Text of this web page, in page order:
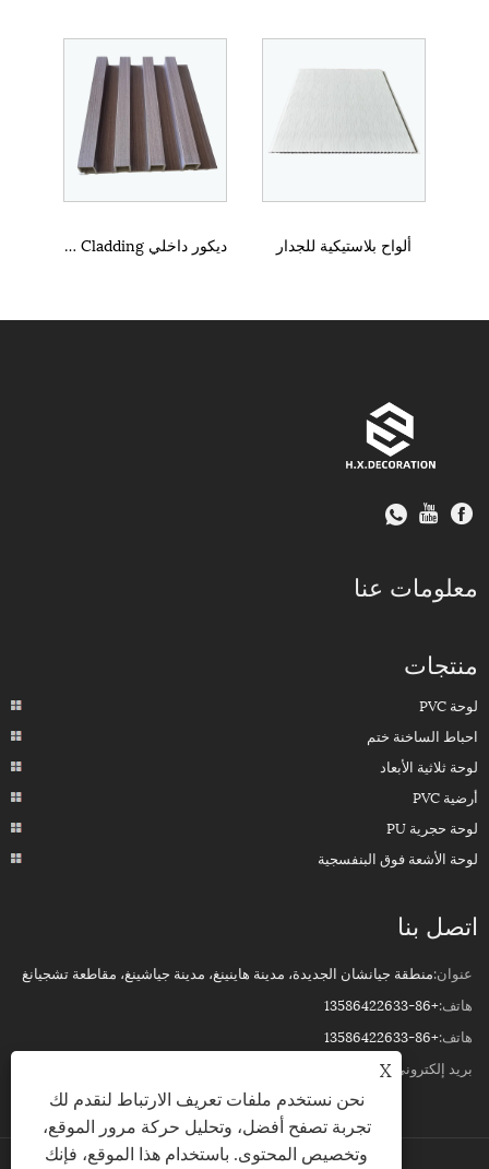
ديكور داخلي WPC Cladding ألواح بلاستيكية للجدار
معلومات عنا
منتجات
لوحة PVC
احباط الساخنة ختم
لوحة ثلاثية الأبعاد
أرضية PVC
لوحة حجرية PU
لوحة الأشعة فوق البنفسجية
اتصل بنا
عنوان:منطقة جيانشان الجديدة، مدينة هاينينغ، مدينة جياشينغ، مقاطعة تشجيانغ
هاتف:+86-13586422633
هاتف:+86-13586422633
بريد إلكتروني:ROSSPVCPANEL88@YEAH.NET
X
نحن نستخدم ملفات تعريف الارتباط لنقدم لك
تجربة تصفح أفضل، وتحليل حركة مرور الموقع،
وتخصيص المحتوى. باستخدام هذا الموقع، فإنك